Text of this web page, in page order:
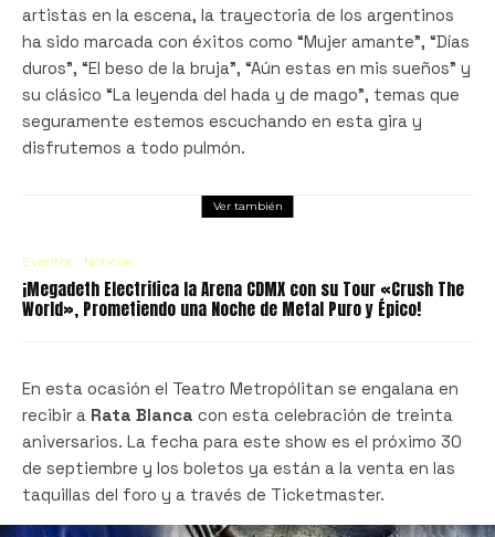
artistas en la escena, la trayectoria de los argentinos
ha sido marcada con éxitos como “Mujer amante”, “Días
duros”, “El beso de la bruja”, “Aún estas en mis sueños” y
su clásico “La leyenda del hada y de mago”, temas que
seguramente estemos escuchando en esta gira y
disfrutemos a todo pulmón.
Ver también
Eventos Noticias
¡Megadeth Electrifica la Arena CDMX con su Tour «Crush The
World», Prometiendo una Noche de Metal Puro y Épico!
En esta ocasión el Teatro Metropólitan se engalana en
recibir a Rata Blanca con esta celebración de treinta
aniversarios. La fecha para este show es el próximo 30
de septiembre y los boletos ya están a la venta en las
taquillas del foro y a través de Ticketmaster.